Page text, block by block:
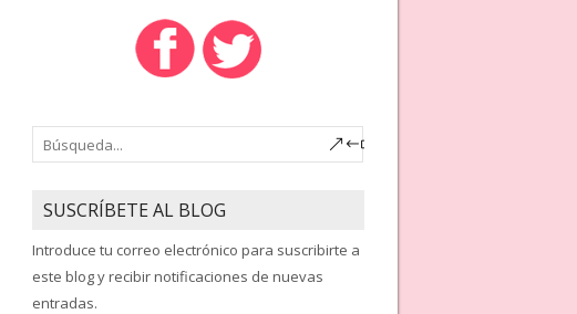
SUSCRÍBETE AL BLOG
Introduce tu correo electrónico para suscribirte a
este blog y recibir notificaciones de nuevas
entradas.